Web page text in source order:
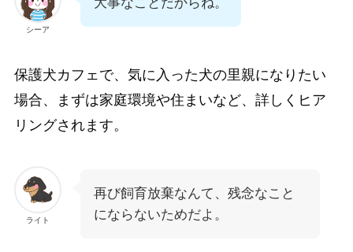
シーア
保護犬カフェで、気に入った犬の里親になりたい
場合、まずは家庭環境や住まいなど、詳しくヒア
リングされます。
ライト
再び飼育放棄なんて、残念なこと
にならないためだよ。